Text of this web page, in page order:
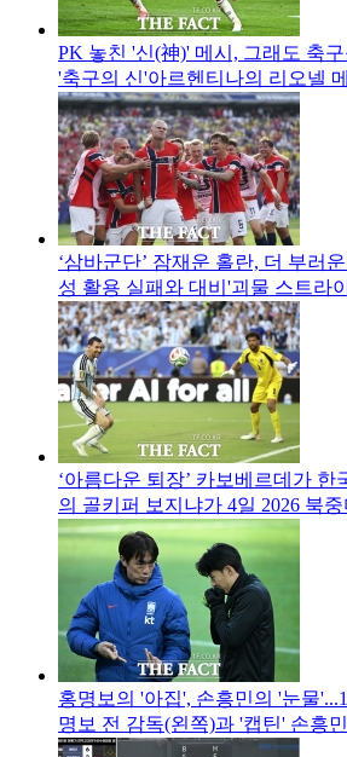
PK 놓친 '신(神)' 메시, 그래도 축
'축구의 신'아르헨티나의 리오넬
‘삼바군단’ 잠재운 홀란, 더 부러
성 활용 실패와 대비'괴물 스트라
‘아름다운 퇴장’ 카보베르데가
의 골키퍼 보지냐가 4일 2026 북
홍명보의 '아집', 손흥민의 '눈물
명보 전 감독(왼쪽)과 '캡틴' 손흥